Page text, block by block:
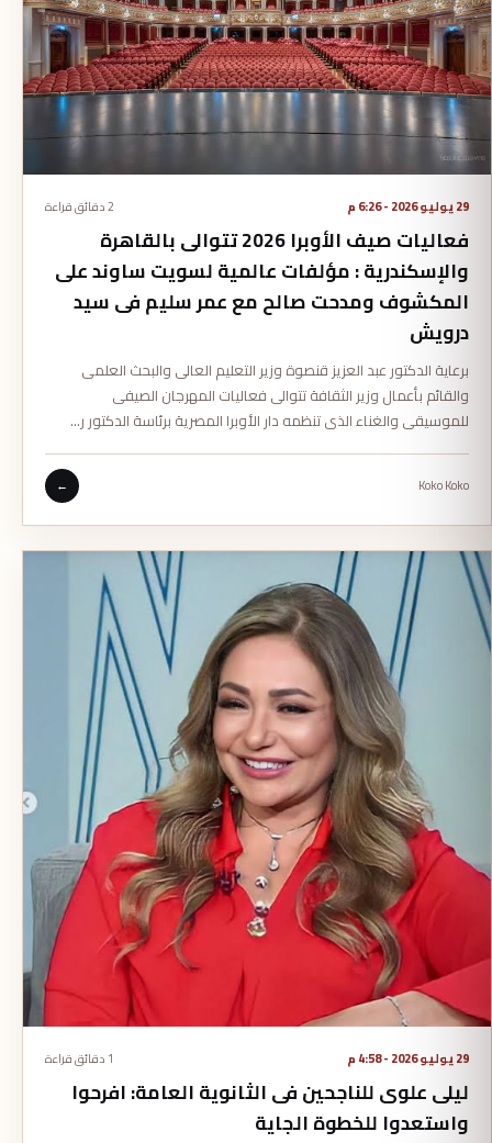
29 يوليو 2026 - 6:26 م 2 دقائق قراءة
فعاليات صيف الأوبرا 2026 تتوالى بالقاهرة
والإسكندرية : مؤلفات عالمية لسويت ساوند على
المكشوف ومدحت صالح مع عمر سليم فى سيد
درويش
برعاية الدكتور عبد العزيز قنصوة وزير التعليم العالى والبحث العلمى
والقائم بأعمال وزير الثقافة تتوالى فعاليات المهرجان الصيفى
للموسيقى والغناء الذى تنظمه دار الأوبرا المصرية برئاسة الدكتور ر…
Koko Koko
←
29 يوليو 2026 - 4:58 م 1 دقائق قراءة
ليلى علوى للناجحين فى الثانوية العامة: افرحوا
واستعدوا للخطوة الجاية